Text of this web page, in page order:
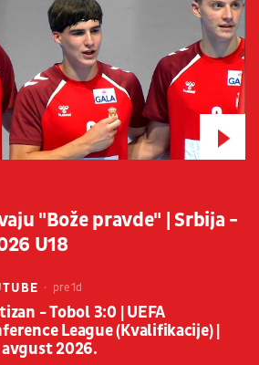
"Bože pravde" | Srbija -
U18
pre 1d
- Tobol 3:0 | UEFA
League (Kvalifikacije) |
2026.